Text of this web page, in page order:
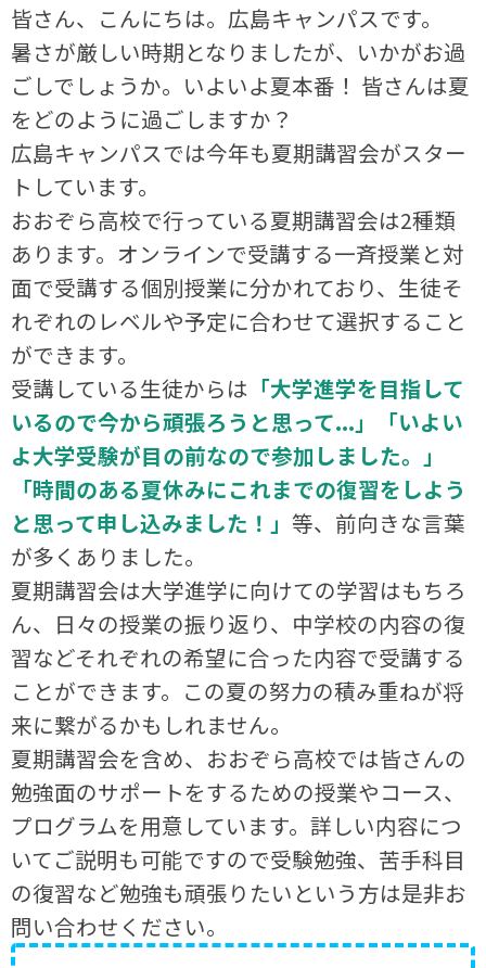
皆さん、こんにちは。広島キャンパスです。
暑さが厳しい時期となりましたが、いかがお過
ごしでしょうか。いよいよ夏本番！ 皆さんは夏
をどのように過ごしますか？
広島キャンパスでは今年も夏期講習会がスター
トしています。
おおぞら高校で行っている夏期講習会は2種類
あります。オンラインで受講する一斉授業と対
面で受講する個別授業に分かれており、生徒そ
れぞれのレベルや予定に合わせて選択すること
ができます。
受講している生徒からは 「大学進学を目指して
いるので今から頑張ろうと思って...」「いよい
よ大学受験が目の前なので参加しました。」
「時間のある夏休みにこれまでの復習をしよう
と思って申し込みました！」 等、前向きな言葉
が多くありました。
夏期講習会は大学進学に向けての学習はもちろ
ん、日々の授業の振り返り、中学校の内容の復
習などそれぞれの希望に合った内容で受講する
ことができます。この夏の努力の積み重ねが将
来に繋がるかもしれません。
夏期講習会を含め、おおぞら高校では皆さんの
勉強面のサポートをするための授業やコース、
プログラムを用意しています。詳しい内容につ
いてご説明も可能ですので受験勉強、苦手科目
の復習など勉強も頑張りたいという方は是非お
問い合わせください。